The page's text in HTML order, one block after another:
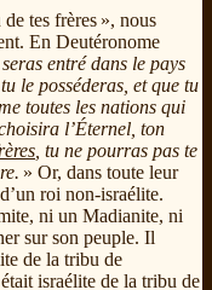
tes frères », nous
En Deutéronome
entré dans le pays
le posséderas, et que tu
toutes les nations qui
l’Éternel, ton
, tu ne pourras pas te
» Or, dans toute leur
roi non-israélite.
ni un Madianite, ni
sur son peuple. Il
de la tribu de
israélite de la tribu de